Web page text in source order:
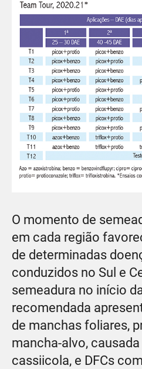
O momento de
em cada região
de determinadas
conduzidos no Sul e
semeadura no início
recomendada
de manchas foliares,
mancha-alvo,
cassiicola, e DFCs